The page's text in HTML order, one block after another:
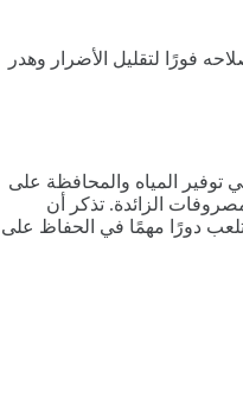
فورًا لتقليل الأضرار وهدر
المياه والمحافظة على
الزائدة. تذكر أن
تلعب دورًا مهمًا في الحفاظ على